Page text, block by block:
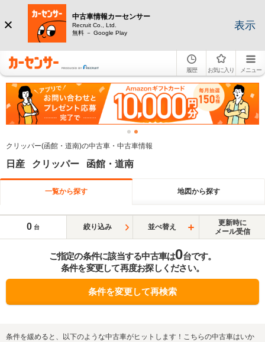
中古車情報カーセンサー
Recruit Co., Ltd.
無料 － Google Play
表示
履歴 お気に入り メニュー
クリッパー(函館・道南)の中古車・中古車情報
日産 クリッパー 函館・道南
一覧から探す 地図から探す
0 台 絞り込み 並べ替え
更新時に
メール受信
ご指定の条件に該当する中古車は0台です。
条件を変更して再度お探しください。
条件を変更して再検索
条件を緩めると、以下のような中古車がヒットします！こちらの中古車はいか